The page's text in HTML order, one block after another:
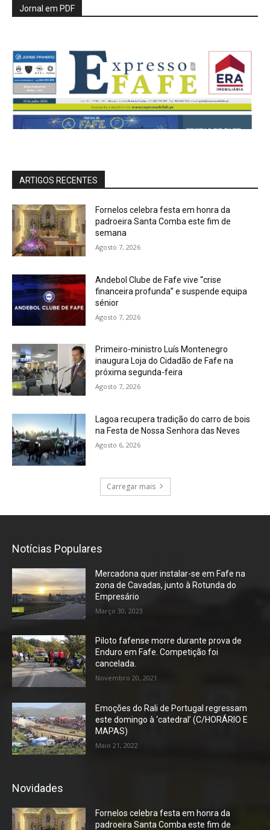
Jornal em PDF
ARTIGOS RECENTES
Fornelos celebra festa em honra da
padroeira Santa Comba este fim de
semana
Agosto 7, 2026
Andebol Clube de Fafe vive “crise
financeira profunda” e suspende equipa
sénior
Agosto 7, 2026
Primeiro-ministro Luís Montenegro
inaugura Loja do Cidadão de Fafe na
próxima segunda-feira
Agosto 7, 2026
Lagoa recupera tradição do carro de bois
na Festa de Nossa Senhora das Neves
Agosto 6, 2026
Carregar mais
Notícias Populares
Mercadona quer instalar-se em Fafe na
zona de Cavadas, junto à Rotunda do
Empresário
Março 30, 2023
Piloto fafense morre durante prova de
Enduro em Fafe. Competição foi
cancelada.
Novembro 20, 2021
Emoções do Rali de Portugal regressam
este domingo à ‘catedral’ (C/HORÁRIO E
MAPAS)
Maio 21, 2022
Novidades
Fornelos celebra festa em honra da
padroeira Santa Comba este fim de